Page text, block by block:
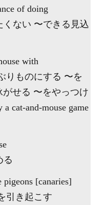
of doing
ない 〜できる見込
with
りものにする 〜を
せる 〜をやっつけ
cat-and-mouse game
る
pigeons [canaries]
引き起こす